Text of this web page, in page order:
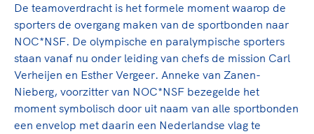
De teamoverdracht is het formele moment waarop de
sporters de overgang maken van de sportbonden naar
NOC*NSF. De olympische en paralympische sporters
staan vanaf nu onder leiding van chefs de mission Carl
Verheijen en Esther Vergeer. Anneke van Zanen-
Nieberg, voorzitter van NOC*NSF bezegelde het
moment symbolisch door uit naam van alle sportbonden
een envelop met daarin een Nederlandse vlag te